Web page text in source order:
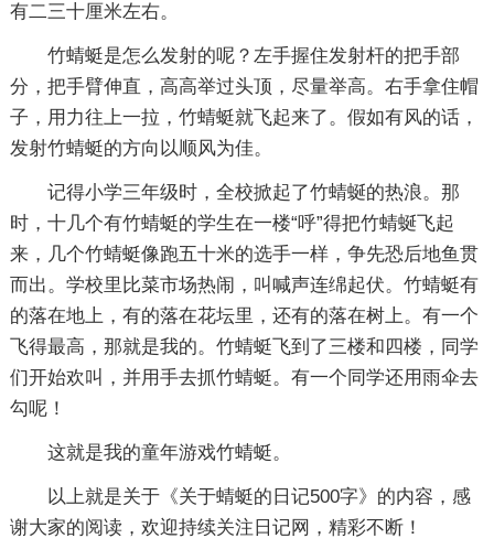
有二三十厘米左右。
竹蜻蜓是怎么发射的呢？左手握住发射杆的把手部
分，把手臂伸直，高高举过头顶，尽量举高。右手拿住帽
子，用力往上一拉，竹蜻蜓就飞起来了。假如有风的话，
发射竹蜻蜓的方向以顺风为佳。
记得小学三年级时，全校掀起了竹蜻蜒的热浪。那
时，十几个有竹蜻蜓的学生在一楼“呼”得把竹蜻蜒飞起
来，几个竹蜻蜓像跑五十米的选手一样，争先恐后地鱼贯
而出。学校里比菜市场热闹，叫喊声连绵起伏。竹蜻蜓有
的落在地上，有的落在花坛里，还有的落在树上。有一个
飞得最高，那就是我的。竹蜻蜓飞到了三楼和四楼，同学
们开始欢叫，并用手去抓竹蜻蜓。有一个同学还用雨伞去
勾呢！
这就是我的童年游戏竹蜻蜓。
以上就是关于《关于蜻蜓的日记500字》的内容，感
谢大家的阅读，欢迎持续关注日记网，精彩不断！